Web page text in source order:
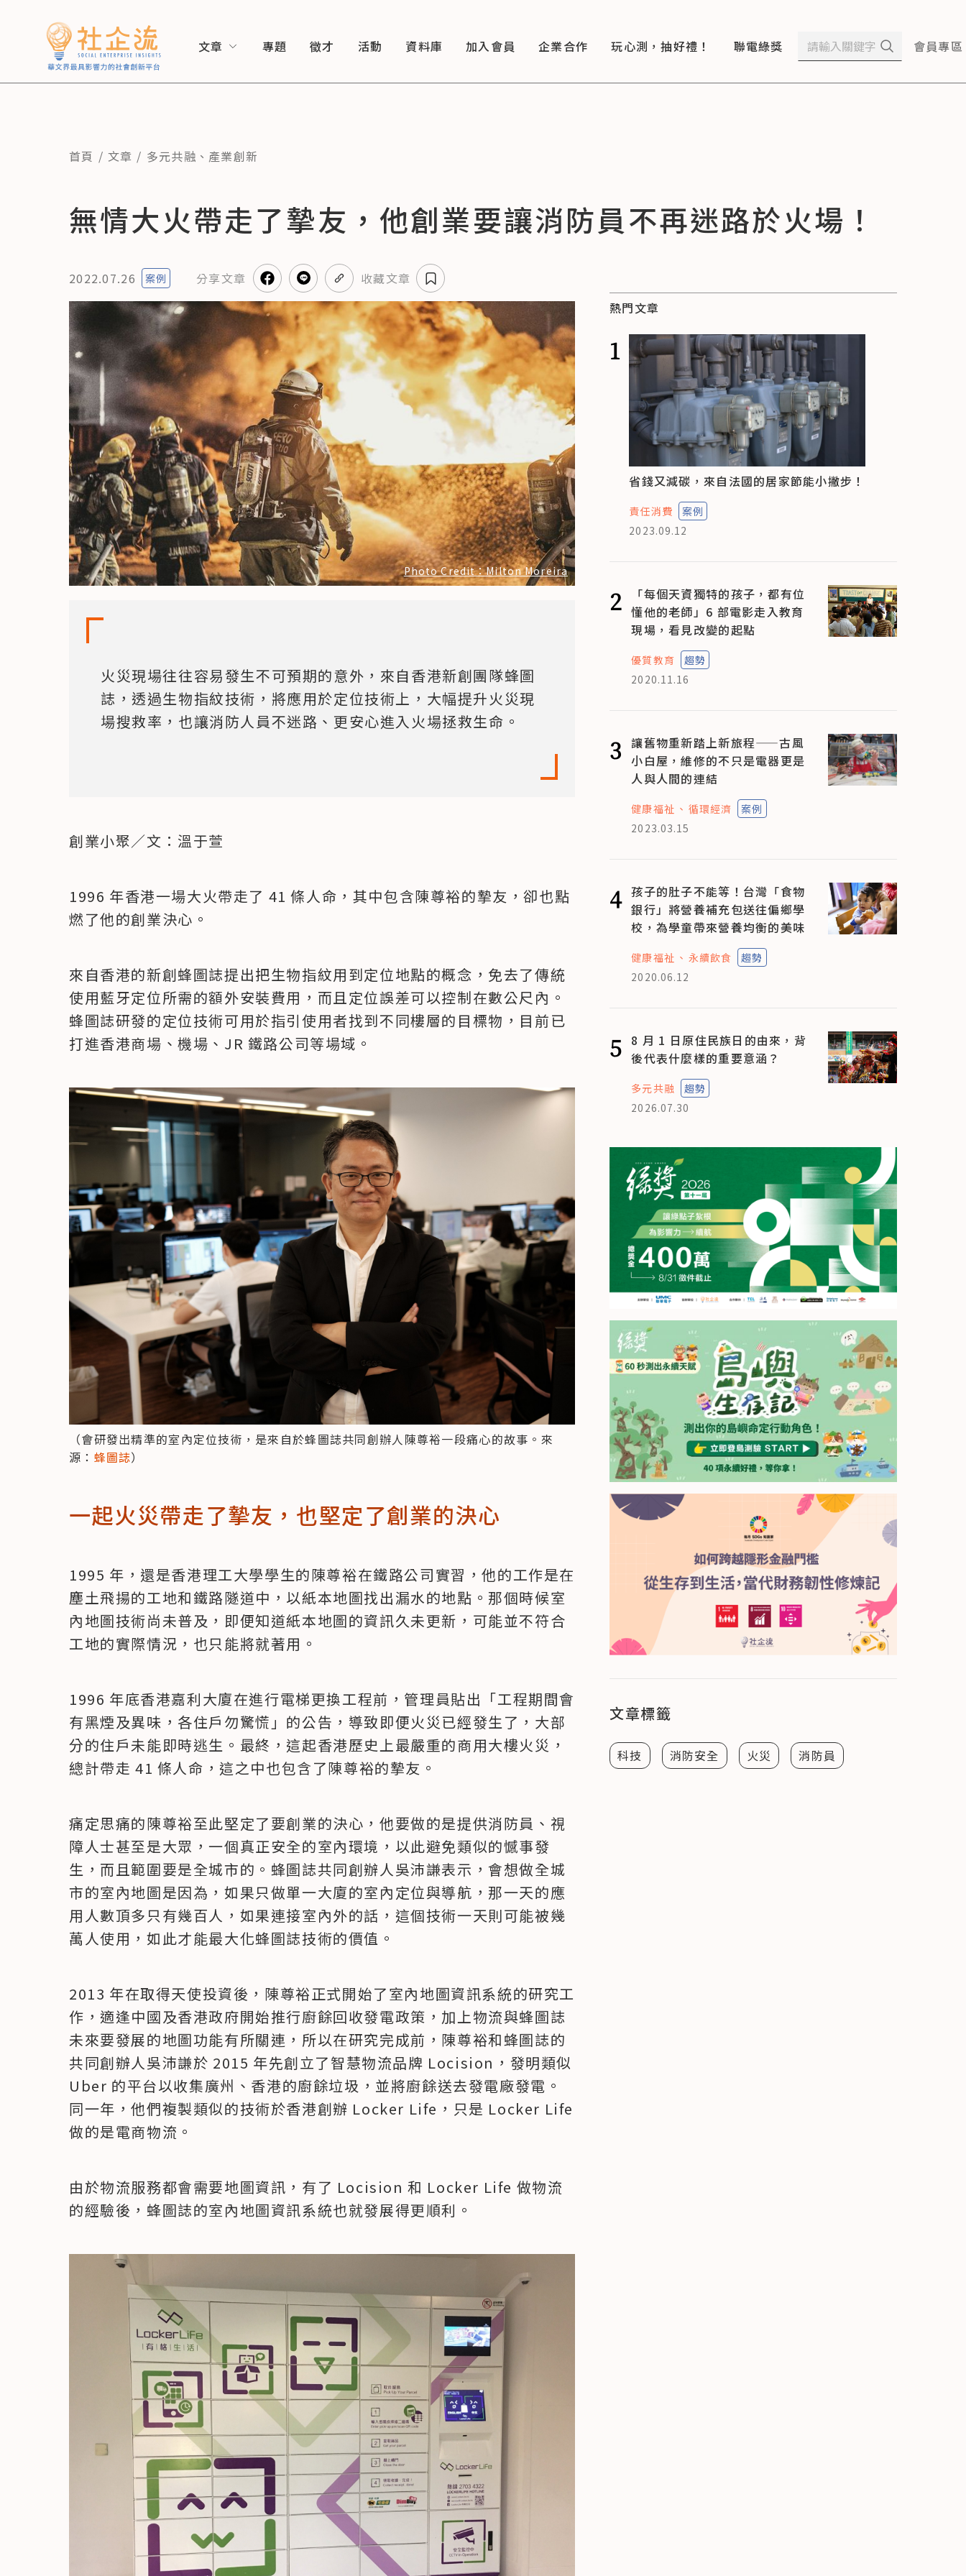
文章 專題 徵才 活動 資料庫 加入會員 企業合作 玩心測，抽好禮！ 聯電綠獎 會員專區
首頁 文章 多元共融 、 產業創新
無情大火帶走了摯友，他創業要讓消防員不再迷路於火場！
2022.07.26 案例 分享文章 收藏文章
Photo Credit：Milton Moreira
火災現場往往容易發生不可預期的意外，來自香港新創團隊蜂圖
誌，透過生物指紋技術，將應用於定位技術上，大幅提升火災現
場搜救率，也讓消防人員不迷路、更安心進入火場拯救生命。
創業小聚／文：溫于萱
1996 年香港一場大火帶走了 41 條人命，其中包含陳尊裕的摯友，卻也點
燃了他的創業決心。
來自香港的新創蜂圖誌提出把生物指紋用到定位地點的概念，免去了傳統
使用藍牙定位所需的額外安裝費用，而且定位誤差可以控制在數公尺內。
蜂圖誌研發的定位技術可用於指引使用者找到不同樓層的目標物，目前已
打進香港商場、機場、JR 鐵路公司等場域。
（會研發出精準的室內定位技術，是來自於蜂圖誌共同創辦人陳尊裕一段痛心的故事。來
源： 蜂圖誌）
一起火災帶走了摯友，也堅定了創業的決心
1995 年，還是香港理工大學學生的陳尊裕在鐵路公司實習，他的工作是在
塵土飛揚的工地和鐵路隧道中，以紙本地圖找出漏水的地點。那個時候室
內地圖技術尚未普及，即便知道紙本地圖的資訊久未更新，可能並不符合
工地的實際情況，也只能將就著用。
1996 年底香港嘉利大廈在進行電梯更換工程前，管理員貼出「工程期間會
有黑煙及異味，各住戶勿驚慌」的公告，導致即便火災已經發生了，大部
分的住戶未能即時逃生。最終，這起香港歷史上最嚴重的商用大樓火災，
總計帶走 41 條人命，這之中也包含了陳尊裕的摯友。
痛定思痛的陳尊裕至此堅定了要創業的決心，他要做的是提供消防員、視
障人士甚至是大眾，一個真正安全的室內環境，以此避免類似的憾事發
生，而且範圍要是全城市的。蜂圖誌共同創辦人吳沛謙表示，會想做全城
市的室內地圖是因為，如果只做單一大廈的室內定位與導航，那一天的應
用人數頂多只有幾百人，如果連接室內外的話，這個技術一天則可能被幾
萬人使用，如此才能最大化蜂圖誌技術的價值。
2013 年在取得天使投資後，陳尊裕正式開始了室內地圖資訊系統的研究工
作，適逢中國及香港政府開始推行廚餘回收發電政策，加上物流與蜂圖誌
未來要發展的地圖功能有所關連，所以在研究完成前，陳尊裕和蜂圖誌的
共同創辦人吳沛謙於 2015 年先創立了智慧物流品牌 Locision，發明類似
Uber 的平台以收集廣州、香港的廚餘垃圾，並將廚餘送去發電廠發電。
同一年，他們複製類似的技術於香港創辦 Locker Life，只是 Locker Life
做的是電商物流。
由於物流服務都會需要地圖資訊，有了 Locision 和 Locker Life 做物流
的經驗後，蜂圖誌的室內地圖資訊系統也就發展得更順利。
熱門文章
1
省錢又減碳，來自法國的居家節能小撇步！
責任消費
案例
2023.09.12
2
「每個天資獨特的孩子，都有位
懂他的老師」6 部電影走入教育
現場，看見改變的起點
優質教育
趨勢
2020.11.16
3
讓舊物重新踏上新旅程——古風
小白屋，維修的不只是電器更是
人與人間的連結
健康福祉 循環經濟
案例
2023.03.15
4 孩子的肚子不能等！台灣「食物
銀行」將營養補充包送往偏鄉學
校，為學童帶來營養均衡的美味
健康福祉 永續飲食
趨勢
2020.06.12
5 8 月 1 日原住民族日的由來，背
後代表什麼樣的重要意涵？
多元共融
趨勢
2026.07.30
文章標籤
科技 消防安全 火災 消防員